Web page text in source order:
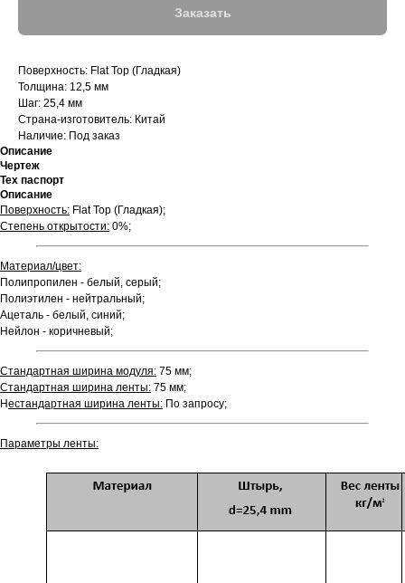
Заказать
Поверхность: Flat Top (Гладкая)
Толщина: 12,5 мм
Шаг: 25,4 мм
Страна-изготовитель: Китай
Наличие: Под заказ
Описание
Чертеж
Тех паспорт
Описание
Поверхность: Flat Top (Гладкая);
Степень открытости: 0%;
Материал/цвет:
Полипропилен - белый, серый;
Полиэтилен - нейтральный;
Ацеталь - белый, синий;
Нейлон - коричневый;
Стандартная ширина модуля: 75 мм;
Стандартная ширина ленты: 75 мм;
Нестандартная ширина ленты: По запросу;
Параметры ленты: